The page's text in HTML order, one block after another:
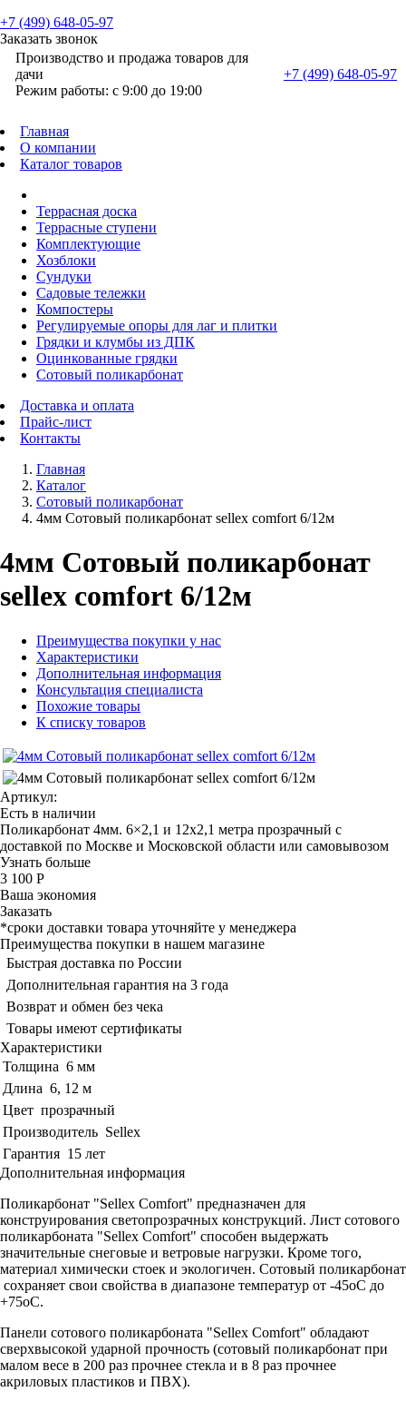
+7 (499) 648-05-97
Заказать звонок
Производство и продажа товаров для
дачи
Режим работы: с 9:00 до 19:00
+7 (499) 648-05-97
Главная
О компании
Каталог товаров
Террасная доска
Террасные ступени
Комплектующие
Хозблоки
Сундуки
Садовые тележки
Компостеры
Регулируемые опоры для лаг и плитки
Грядки и клумбы из ДПК
Оцинкованные грядки
Сотовый поликарбонат
Доставка и оплата
Прайс-лист
Контакты
Главная
Каталог
Сотовый поликарбонат
4мм Сотовый поликарбонат sellex comfort 6/12м
4мм Сотовый поликарбонат
sellex comfort 6/12м
Преимущества покупки у нас
Характеристики
Дополнительная информация
Консультация специалиста
Похожие товары
К списку товаров
Артикул:
Есть в наличии
Поликарбонат 4мм. 6×2,1 и 12х2,1 метра прозрачный с
доставкой по Москве и Московской области или самовывозом
Узнать больше
3 100 Р
Ваша экономия
Заказать
*сроки доставки товара уточняйте у менеджера
Преимущества покупки в нашем магазине
Быстрая доставка по России
Дополнительная гарантия на 3 года
Возврат и обмен без чека
Товары имеют сертификаты
Характеристики
Толщина 6 мм
Длина 6, 12 м
Цвет прозрачный
Производитель Sellex
Гарантия 15 лет
Дополнительная информация
Поликарбонат "Sellex Comfort" предназначен для
конструирования светопрозрачных конструкций. Лист сотового
поликарбоната "Sellex Comfort" способен выдержать
значительные снеговые и ветровые нагрузки. Кроме того,
материал химически стоек и экологичен. Сотовый поликарбонат
сохраняет свои свойства в диапазоне температур от -45оС до
+75оС.
Панели сотового поликарбоната "Sellex Comfort" обладают
сверхвысокой ударной прочность (сотовый поликарбонат при
малом весе в 200 раз прочнее стекла и в 8 раз прочнее
акриловых пластиков и ПВХ).